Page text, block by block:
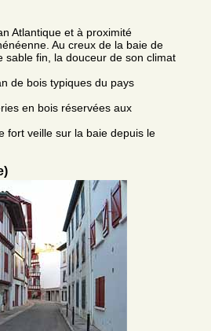
Atlantique et à proximité
Au creux de la baie de
sable fin, la douceur de son climat
de bois typiques du pays
en bois réservées aux
fort veille sur la baie depuis le